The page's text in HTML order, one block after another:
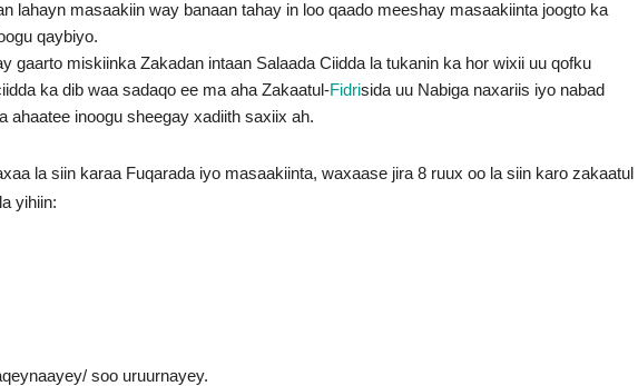
lahayn masaakiin way banaan tahay in loo qaado meeshay masaakiinta joogto ka
qaybiyo.
gaarto miskiinka Zakadan intaan Salaada Ciidda la tukanin ka hor wixii uu qofku
ka dib waa sadaqo ee ma aha Zakaatul-Fidrisida uu Nabiga naxariis iyo nabad
ahaatee inoogu sheegay xadiith saxiix ah.
la siin karaa Fuqarada iyo masaakiinta, waxaase jira 8 ruux oo la siin karo zakaatul
yihiin:
soo uruurnayey.